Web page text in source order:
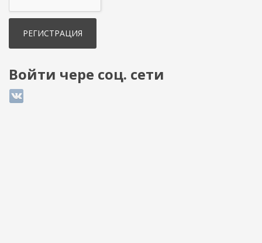
Войти чере соц. сети
Login with ВКонтакте